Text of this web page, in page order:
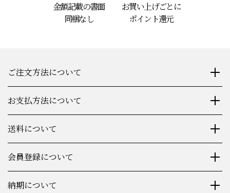
金額記載の書面
同梱なし
お買い上げごとに
ポイント還元
ご注文方法について
お支払方法について
送料について
会員登録について
納期について